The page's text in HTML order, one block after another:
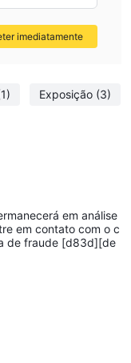
Exposição (3)
em análise
em contato com o c
de fraude [d83d][de
imediatamente